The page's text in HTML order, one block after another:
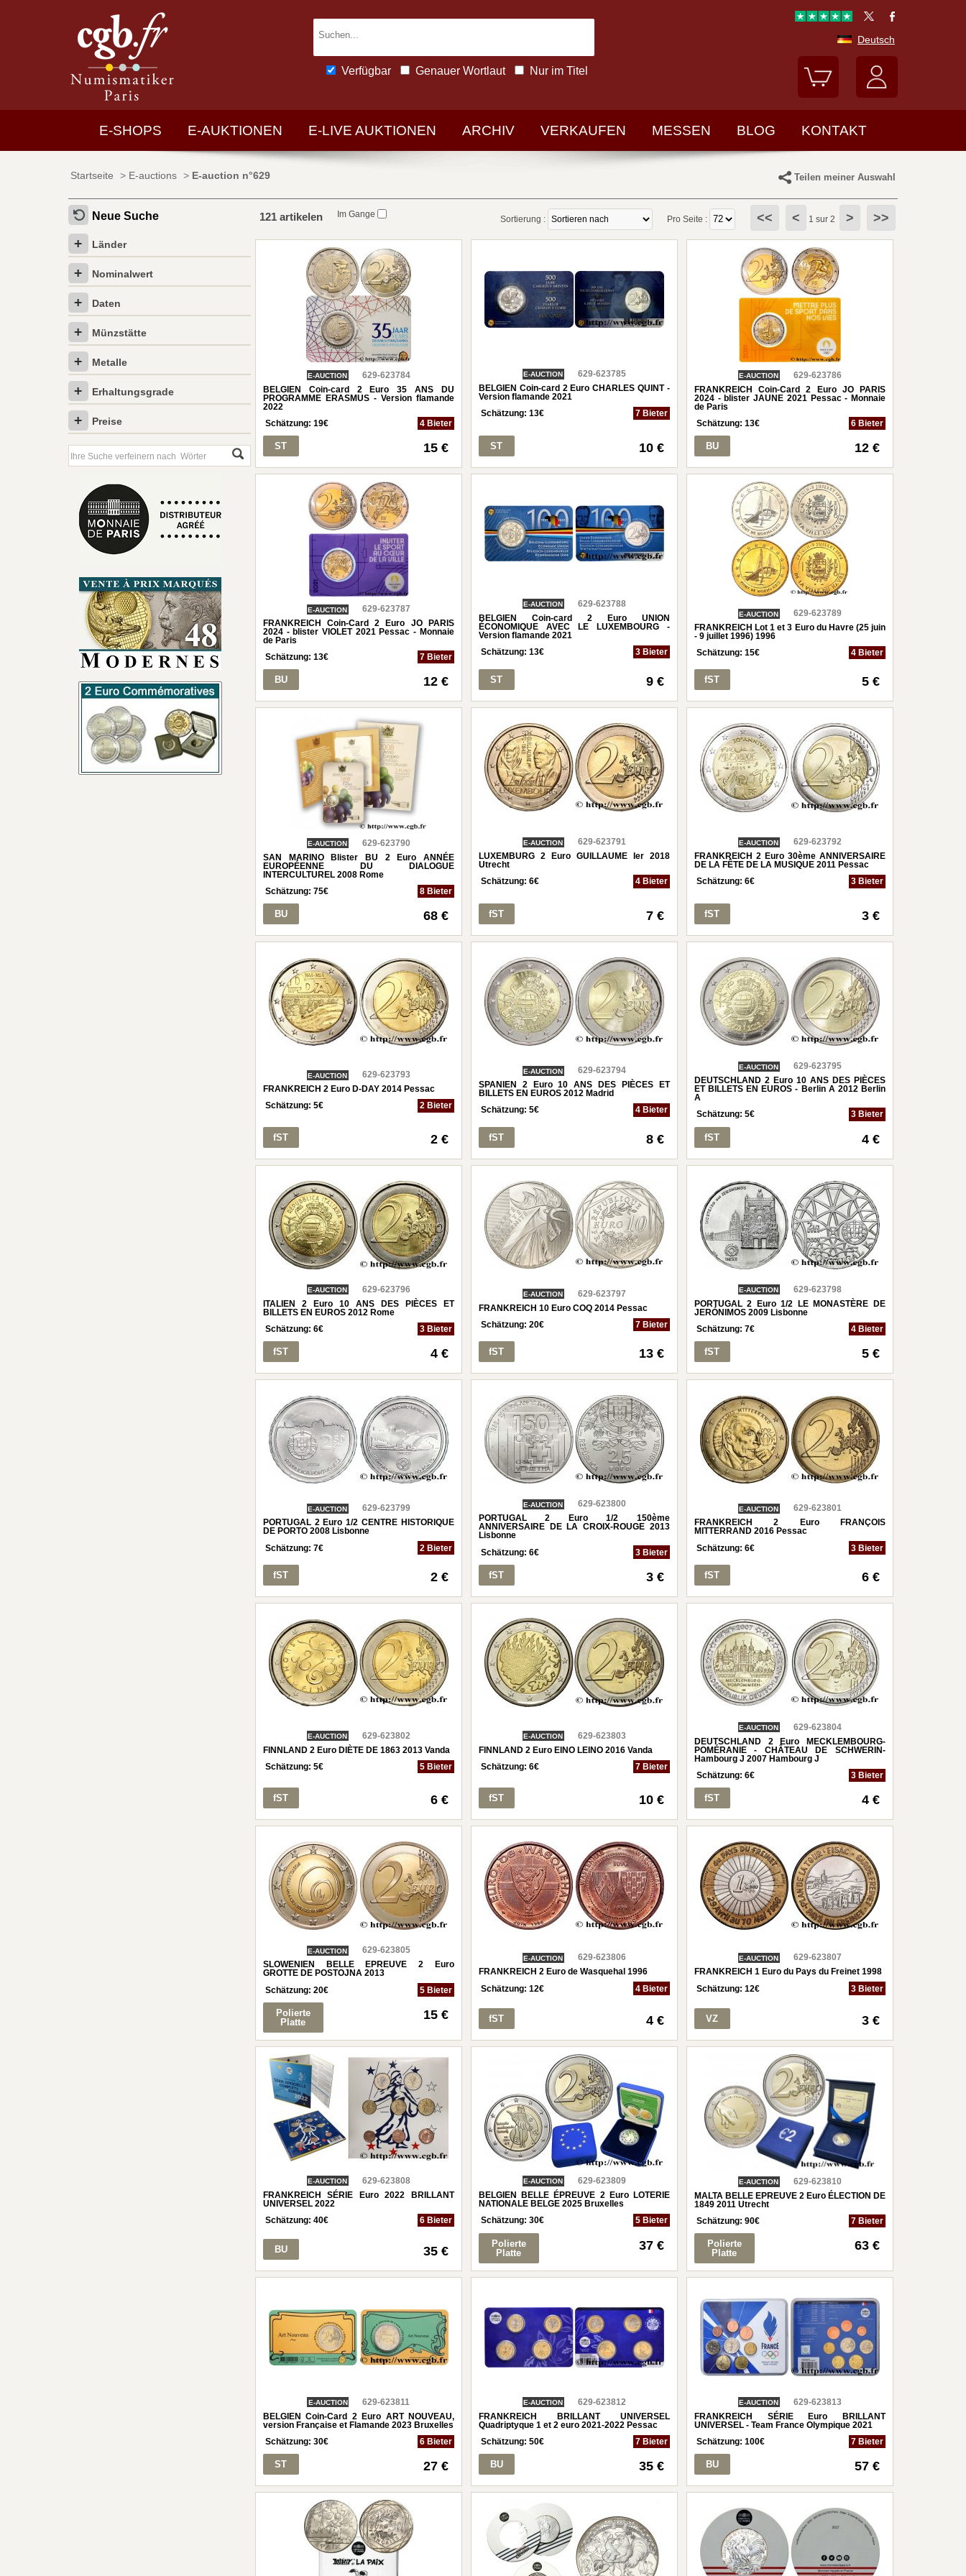
Verfügbar Genauer Wortlaut Nur im Titel
Deutsch
E-SHOPS E-AUKTIONEN E-LIVE AUKTIONEN ARCHIV VERKAUFEN MESSEN BLOG KONTAKT
Startseite > E-auctions > E-auction n°629 Teilen meiner Auswahl
Neue Suche
Länder
Nominalwert
Daten
Münzstätte
Metalle
Erhaltungsgrade
Preise
121 artikelen Im Gange Sortierung : Pro Seite : << < 1 sur 2 > >>
E-AUCTION
629-623784
BELGIEN Coin-card 2 Euro 35 ANS DU
PROGRAMME ERASMUS - Version flamande
2022
Schätzung:19€ 4 Bieter
ST 15 €
E-AUCTION
629-623785
BELGIEN Coin-card 2 Euro CHARLES QUINT -
Version flamande 2021
Schätzung:13€ 7 Bieter
ST 10 €
E-AUCTION
629-623786
FRANKREICH Coin-Card 2 Euro JO PARIS
2024 - blister JAUNE 2021 Pessac - Monnaie
de Paris
Schätzung:13€ 6 Bieter
BU 12 €
E-AUCTION
629-623787
FRANKREICH Coin-Card 2 Euro JO PARIS
2024 - blister VIOLET 2021 Pessac - Monnaie
de Paris
Schätzung:13€ 7 Bieter
BU 12 €
E-AUCTION
629-623788
BELGIEN Coin-card 2 Euro UNION
ÉCONOMIQUE AVEC LE LUXEMBOURG -
Version flamande 2021
Schätzung:13€ 3 Bieter
ST 9 €
E-AUCTION
629-623789
FRANKREICH Lot 1 et 3 Euro du Havre (25 juin
- 9 juillet 1996) 1996
Schätzung:15€ 4 Bieter
fST 5 €
E-AUCTION
629-623790
SAN MARINO Blister BU 2 Euro ANNÉE
EUROPÉENNE DU DIALOGUE
INTERCULTUREL 2008 Rome
Schätzung:75€ 8 Bieter
BU 68 €
E-AUCTION
629-623791
LUXEMBURG 2 Euro GUILLAUME Ier 2018
Utrecht
Schätzung:6€ 4 Bieter
fST 7 €
E-AUCTION
629-623792
FRANKREICH 2 Euro 30ème ANNIVERSAIRE
DE LA FÊTE DE LA MUSIQUE 2011 Pessac
Schätzung:6€ 3 Bieter
fST 3 €
E-AUCTION
629-623793
FRANKREICH 2 Euro D-DAY 2014 Pessac
Schätzung:5€ 2 Bieter
fST 2 €
E-AUCTION
629-623794
SPANIEN 2 Euro 10 ANS DES PIÈCES ET
BILLETS EN EUROS 2012 Madrid
Schätzung:5€ 4 Bieter
fST 8 €
E-AUCTION
629-623795
DEUTSCHLAND 2 Euro 10 ANS DES PIÈCES
ET BILLETS EN EUROS - Berlin A 2012 Berlin
A
Schätzung:5€ 3 Bieter
fST 4 €
E-AUCTION
629-623796
ITALIEN 2 Euro 10 ANS DES PIÈCES ET
BILLETS EN EUROS 2012 Rome
Schätzung:6€ 3 Bieter
fST 4 €
E-AUCTION
629-623797
FRANKREICH 10 Euro COQ 2014 Pessac
Schätzung:20€ 7 Bieter
fST 13 €
E-AUCTION
629-623798
PORTUGAL 2 Euro 1/2 LE MONASTÈRE DE
JERÓNIMOS 2009 Lisbonne
Schätzung:7€ 4 Bieter
fST 5 €
E-AUCTION
629-623799
PORTUGAL 2 Euro 1/2 CENTRE HISTORIQUE
DE PORTO 2008 Lisbonne
Schätzung:7€ 2 Bieter
fST 2 €
E-AUCTION
629-623800
PORTUGAL 2 Euro 1/2 150ème
ANNIVERSAIRE DE LA CROIX-ROUGE 2013
Lisbonne
Schätzung:6€ 3 Bieter
fST 3 €
E-AUCTION
629-623801
FRANKREICH 2 Euro FRANÇOIS
MITTERRAND 2016 Pessac
Schätzung:6€ 3 Bieter
fST 6 €
E-AUCTION
629-623802
FINNLAND 2 Euro DIÈTE DE 1863 2013 Vanda
Schätzung:5€ 5 Bieter
fST 6 €
E-AUCTION
629-623803
FINNLAND 2 Euro EINO LEINO 2016 Vanda
Schätzung:6€ 7 Bieter
fST 10 €
E-AUCTION
629-623804
DEUTSCHLAND 2 Euro MECKLEMBOURG-
POMÉRANIE - CHÂTEAU DE SCHWERIN-
Hambourg J 2007 Hambourg J
Schätzung:6€ 3 Bieter
fST 4 €
E-AUCTION
629-623805
SLOWENIEN BELLE EPREUVE 2 Euro
GROTTE DE POSTOJNA 2013
Schätzung:20€ 5 Bieter
Polierte
Platte
15 €
E-AUCTION
629-623806
FRANKREICH 2 Euro de Wasquehal 1996
Schätzung:12€ 4 Bieter
fST 4 €
E-AUCTION
629-623807
FRANKREICH 1 Euro du Pays du Freinet 1998
Schätzung:12€ 3 Bieter
VZ 3 €
E-AUCTION
629-623808
FRANKREICH SÉRIE Euro 2022 BRILLANT
UNIVERSEL 2022
Schätzung:40€ 6 Bieter
BU 35 €
E-AUCTION
629-623809
BELGIEN BELLE ÉPREUVE 2 Euro LOTERIE
NATIONALE BELGE 2025 Bruxelles
Schätzung:30€ 5 Bieter
Polierte
Platte
37 €
E-AUCTION
629-623810
MALTA BELLE EPREUVE 2 Euro ÉLECTION DE
1849 2011 Utrecht
Schätzung:90€ 7 Bieter
Polierte
Platte
63 €
E-AUCTION
629-623811
BELGIEN Coin-Card 2 Euro ART NOUVEAU,
version Française et Flamande 2023 Bruxelles
Schätzung:30€ 6 Bieter
ST 27 €
E-AUCTION
629-623812
FRANKREICH BRILLANT UNIVERSEL
Quadriptyque 1 et 2 euro 2021-2022 Pessac
Schätzung:50€ 7 Bieter
BU 35 €
E-AUCTION
629-623813
FRANKREICH SÉRIE Euro BRILLANT
UNIVERSEL - Team France Olympique 2021
Schätzung:100€ 7 Bieter
BU 57 €